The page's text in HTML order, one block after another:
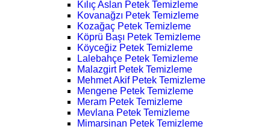
Kılıç Aslan Petek Temizleme
Kovanağzı Petek Temizleme
Kozağaç Petek Temizleme
Köprü Başı Petek Temizleme
Köyceğiz Petek Temizleme
Lalebahçe Petek Temizleme
Malazgirt Petek Temizleme
Mehmet Akif Petek Temizleme
Mengene Petek Temizleme
Meram Petek Temizleme
Mevlana Petek Temizleme
Mimarsinan Petek Temizleme